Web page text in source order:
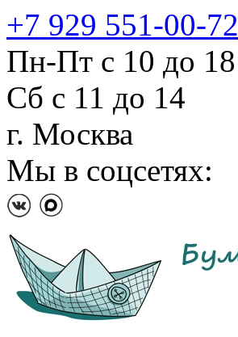
+7 929 551-00-72
Пн-Пт с 10 до 18
Сб с 11 до 14
г. Москва
Мы в соцсетях: